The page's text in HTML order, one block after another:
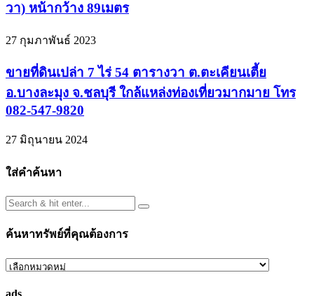
วา) หน้ากว้าง 89เมตร
27 กุมภาพันธ์ 2023
ขายที่ดินเปล่า 7 ไร่ 54 ตารางวา ต.ตะเคียนเตี้ย
อ.บางละมุง จ.ชลบุรี ใกล้แหล่งท่องเที่ยวมากมาย โทร
082-547-9820
27 มิถุนายน 2024
ใส่คำค้นหา
ค้นหาทรัพย์ที่คุณต้องการ
ค้นหา
ads